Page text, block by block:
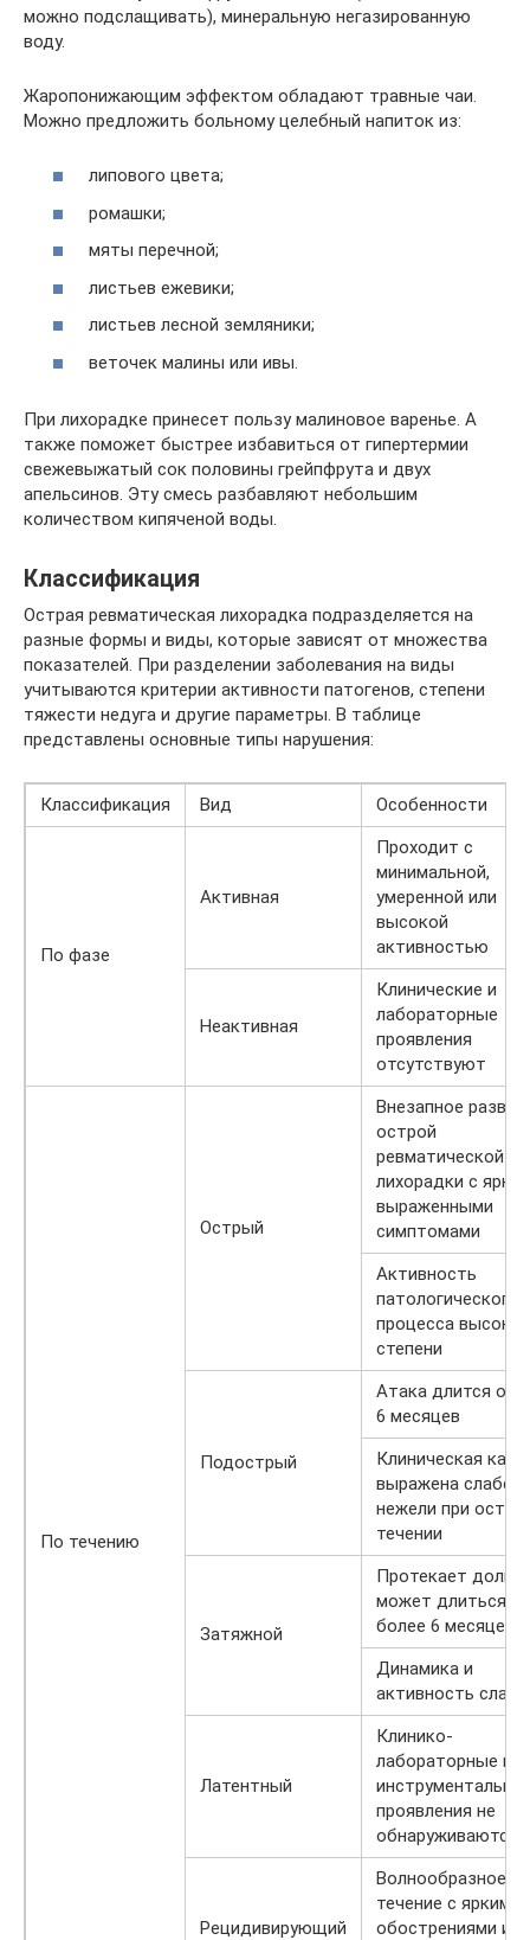
можно подслащивать), минеральную негазированную
воду.
Жаропонижающим эффектом обладают травные чаи.
Можно предложить больному целебный напиток из:
липового цвета;
ромашки;
мяты перечной;
листьев ежевики;
листьев лесной земляники;
веточек малины или ивы.
При лихорадке принесет пользу малиновое варенье. А
также поможет быстрее избавиться от гипертермии
свежевыжатый сок половины грейпфрута и двух
апельсинов. Эту смесь разбавляют небольшим
количеством кипяченой воды.
Классификация
Острая ревматическая лихорадка подразделяется на
разные формы и виды, которые зависят от множества
показателей. При разделении заболевания на виды
учитываются критерии активности патогенов, степени
тяжести недуга и другие параметры. В таблице
представлены основные типы нарушения:
Классификация Вид Особенности
По фазе
Активная
Проходит с
минимальной,
умеренной или
высокой
активностью
Неактивная
Клинические и
лабораторные
проявления
отсутствуют
По течению
Острый
Внезапное
острой
ревматической
лихорадки с ярко
выраженными
симптомами
Активность
патологического
процесса высокой
степени
Подострый
Атака длится от
6 месяцев
Клиническая
выражена слабее,
нежели при
течении
Затяжной
Протекает долго
может длиться
более 6 месяцев
Динамика и
активность
Латентный
Клинико-
лабораторные и
проявления не
обнаруживаются
Рецидивирующий
Волнообразное
течение с яркими
обострениями и